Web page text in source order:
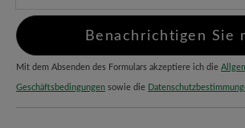
Benachrichtigen Sie
Mit dem Absenden des Formulars akzeptiere ich die
Geschäftsbedingungen sowie die